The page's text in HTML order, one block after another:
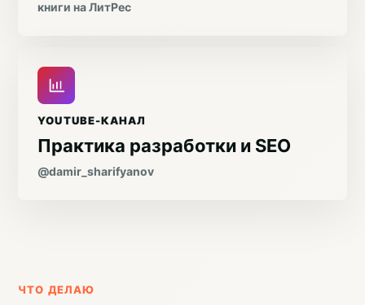
книги на ЛитРес
YOUTUBE-КАНАЛ
Практика разработки и SEO
@damir_sharifyanov
ЧТО ДЕЛАЮ